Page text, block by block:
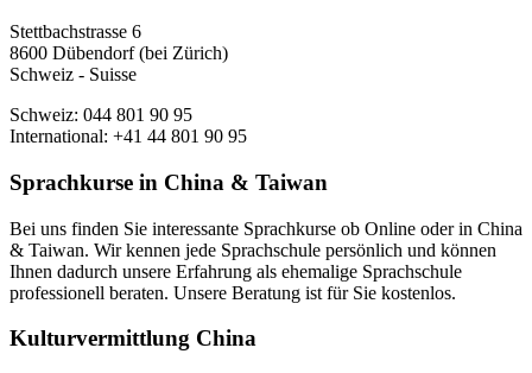
Stettbachstrasse 6
8600 Dübendorf (bei Zürich)
Schweiz - Suisse
Schweiz: 044 801 90 95
International: +41 44 801 90 95
Sprachkurse in China & Taiwan
Bei uns finden Sie interessante Sprachkurse ob Online oder in China
& Taiwan. Wir kennen jede Sprachschule persönlich und können
Ihnen dadurch unsere Erfahrung als ehemalige Sprachschule
professionell beraten. Unsere Beratung ist für Sie kostenlos.
Kulturvermittlung China